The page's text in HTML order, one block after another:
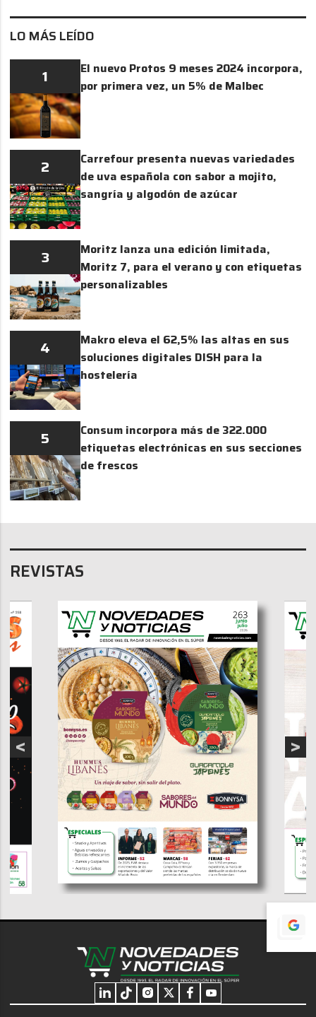
LO MÁS LEÍDO
1
El nuevo Protos 9 meses 2024 incorpora,
por primera vez, un 5% de Malbec
2
Carrefour presenta nuevas variedades
de uva española con sabor a mojito,
sangría y algodón de azúcar
3
Moritz lanza una edición limitada,
Moritz 7, para el verano y con etiquetas
personalizables
4
Makro eleva el 62,5% las altas en sus
soluciones digitales DISH para la
hostelería
5
Consum incorpora más de 322.000
etiquetas electrónicas en sus secciones
de frescos
REVISTAS